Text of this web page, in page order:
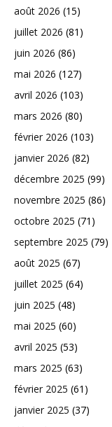
août 2026 (15)
juillet 2026 (81)
juin 2026 (86)
mai 2026 (127)
avril 2026 (103)
mars 2026 (80)
février 2026 (103)
janvier 2026 (82)
décembre 2025 (99)
novembre 2025 (86)
octobre 2025 (71)
septembre 2025 (79)
août 2025 (67)
juillet 2025 (64)
juin 2025 (48)
mai 2025 (60)
avril 2025 (53)
mars 2025 (63)
février 2025 (61)
janvier 2025 (37)